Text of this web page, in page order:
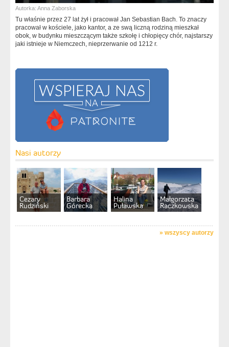
Autorka: Anna Zaborska
Tu właśnie przez 27 lat żył i pracował Jan Sebastian Bach. To znaczy
pracował w kościele, jako kantor, a ze swą liczną rodziną mieszkał
obok, w budynku mieszczącym także szkołę i chłopięcy chór, najstarszy
jaki istnieje w Niemczech, nieprzerwanie od 1212 r.
Nasi autorzy
Cezary
Rudziński
Barbara
Górecka
Halina
Puławska
Małgorzata
Raczkowska
» wszyscy autorzy